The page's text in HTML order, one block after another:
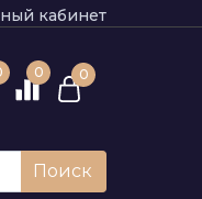
кабинет
0 0
Поиск